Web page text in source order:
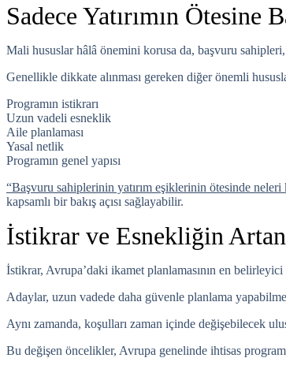
Sadece Yatırımın Ötesine
Mali hususlar hâlâ önemini korusa da, başvuru
Genellikle dikkate alınması gereken diğer önemli
Programın istikrarı
Uzun vadeli esneklik
Aile planlaması
Yasal netlik
Programın genel yapısı
“Başvuru sahiplerinin yatırım eşiklerinin ötesinde neleri
kapsamlı bir bakış açısı sağlayabilir.
İstikrar ve Esnekliğin
İstikrar, Avrupa’daki ikamet planlamasının en
Adaylar, uzun vadede daha güvenle planlama
Aynı zamanda, koşulları zaman içinde değişebilecek
Bu değişen öncelikler, Avrupa genelinde ihtisas